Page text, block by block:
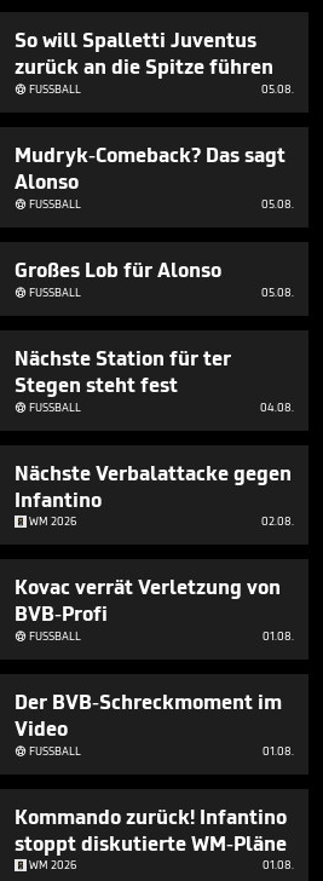
So will Spalletti Juventus
zurück an die Spitze führen
FUSSBALL 05.08.
Mudryk-Comeback? Das sagt
Alonso
FUSSBALL 05.08.
Großes Lob für Alonso
FUSSBALL 05.08.
Nächste Station für ter
Stegen steht fest
FUSSBALL 04.08.
Nächste Verbalattacke gegen
Infantino
WM 2026 02.08.
Kovac verrät Verletzung von
BVB-Profi
FUSSBALL 01.08.
Der BVB-Schreckmoment im
Video
FUSSBALL 01.08.
Kommando zurück! Infantino
stoppt diskutierte WM-Pläne
WM 2026 01.08.